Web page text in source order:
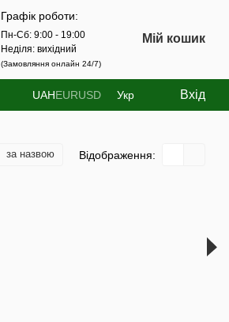
Графік роботи:
Пн-Сб: 9:00 - 19:00
Неділя: вихідний
(Замовляння онлайн 24/7)
Мій кошик
UAHEURUSD Укр Вхід
за назвою Відображення: